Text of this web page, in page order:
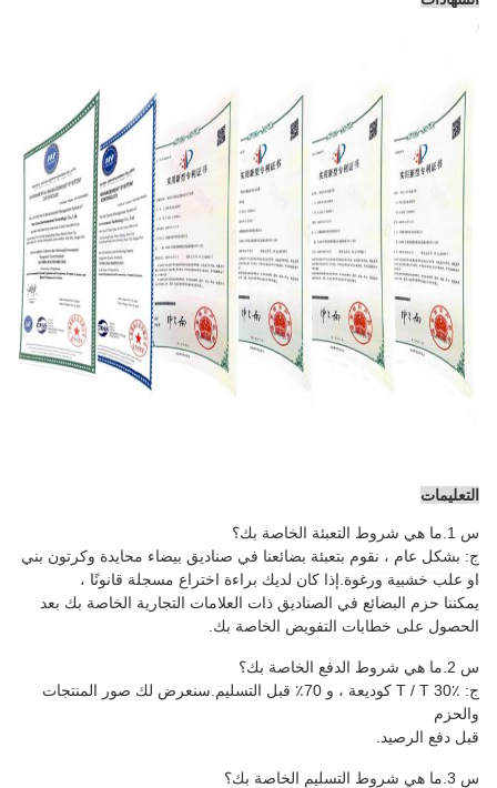
التعليمات
س 1.ما هي شروط التعبئة الخاصة بك؟
ج: بشكل عام ، نقوم بتعبئة بضائعنا في صناديق بيضاء محايدة وكرتون بني
او علب خشبية ورغوة.إذا كان لديك براءة اختراع مسجلة قانونًا ،
يمكننا حزم البضائع في الصناديق ذات العلامات التجارية الخاصة بك بعد
الحصول على خطابات التفويض الخاصة بك.
س 2.ما هي شروط الدفع الخاصة بك؟
ج: T / T 30٪ كوديعة ، و 70٪ قبل التسليم.سنعرض لك صور المنتجات
والحزم
قبل دفع الرصيد.
س 3.ما هي شروط التسليم الخاصة بك؟